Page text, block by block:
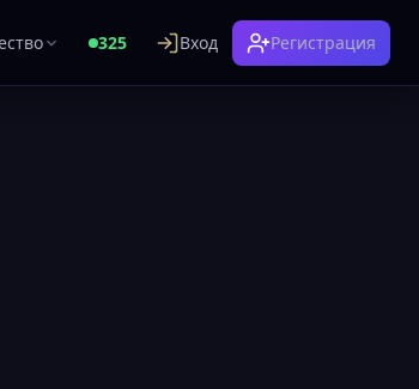
325 Вход Регистрация